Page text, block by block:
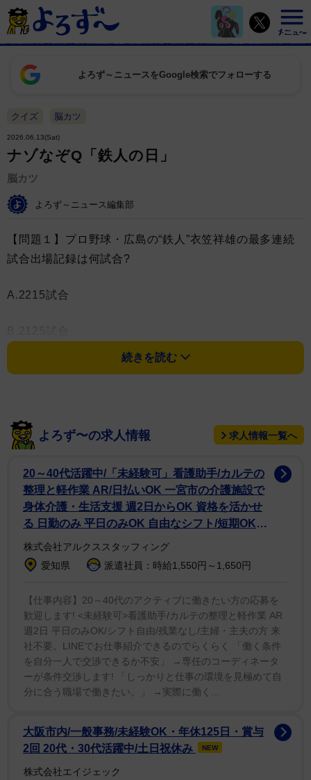
よろず～ニュースをGoogle検索でフォローする
クイズ 脳カツ
2026.06.13(Sat)
ナゾなぞQ「鉄人の日」
脳カツ
よろず～ニュース編集部
【問題１】プロ野球・広島の“鉄人”衣笠祥雄の最多連続
試合出場記録は何試合?
A.2215試合
C.2521試合
【問題２】四文字熟語クイズです。□に入る文字は?
一喜□□
続きを読む
よろず〜の求人情報 求人情報一覧へ
20～40代活躍中/「未経験可」看護助手/カルテの
整理と軽作業 AR/日払いOK 一宮市の介護施設で
身体介護・生活支援 週2日からOK 資格を活かせ
る 日勤のみ 平日のみOK 自由なシフト/短期OK
株式会社アルクススタッフィング
愛知県
派遣社員：時給1,550円～1,650円
【仕事内容】20～40代のアクティブに働きたい方の応募を
歓迎します! <未経験可>看護助手/カルテの整理と軽作業 AR
週2日 平日のみOK/シフト自由/残業なし/主婦・主夫の方 来
社不要。LINEでお仕事紹介できるのでらくらく 「働く条件
を自分一人で交渉できるか不安」 →専任のコーディネータ
ーが条件交渉します! 「しっかりと仕事の環境を見極めて自
分に合う職場で働きたい。」 →実際に働く...
大阪市内/一般事務/未経験OK・年休125日・賞与
2回 20代・30代活躍中/土日祝休み
NEW
株式会社エイジェック